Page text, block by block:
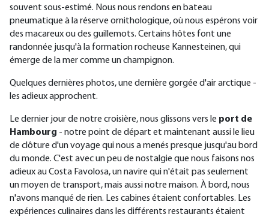
souvent sous-estimé. Nous nous rendons en bateau
pneumatique à la réserve ornithologique, où nous espérons voir
des macareux ou des guillemots. Certains hôtes font une
randonnée jusqu'à la formation rocheuse Kannesteinen, qui
émerge de la mer comme un champignon.
Quelques dernières photos, une dernière gorgée d'air arctique -
les adieux approchent.
Le dernier jour de notre croisière, nous glissons vers le port de
Hambourg - notre point de départ et maintenant aussi le lieu
de clôture d'un voyage qui nous a menés presque jusqu'au bord
du monde. C'est avec un peu de nostalgie que nous faisons nos
adieux au Costa Favolosa, un navire qui n'était pas seulement
un moyen de transport, mais aussi notre maison. À bord, nous
n'avons manqué de rien. Les cabines étaient confortables. Les
expériences culinaires dans les différents restaurants étaient